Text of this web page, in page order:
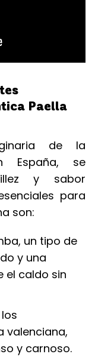
Paella
de la
España, se
y sabor
para
son:
un tipo de
y una
el caldo sin
valenciana,
y carnoso.